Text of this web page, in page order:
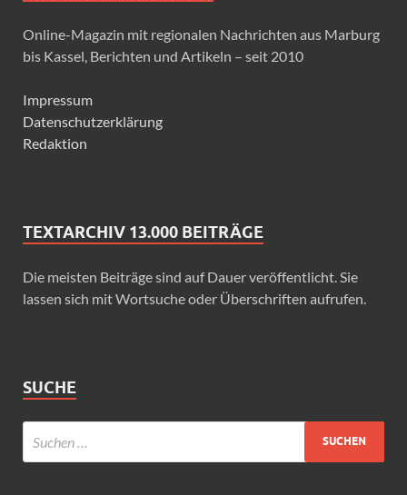
Online-Magazin mit regionalen Nachrichten aus Marburg
bis Kassel, Berichten und Artikeln – seit 2010
Impressum
Datenschutzerklärung
Redaktion
TEXTARCHIV 13.000 BEITRÄGE
Die meisten Beiträge sind auf Dauer veröffentlicht. Sie
lassen sich mit Wortsuche oder Überschriften aufrufen.
SUCHE